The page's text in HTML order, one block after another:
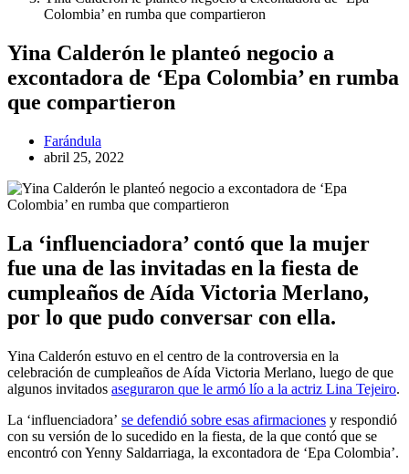
Colombia’ en rumba que compartieron
Yina Calderón le planteó negocio a
excontadora de ‘Epa Colombia’ en rumba
que compartieron
Farándula
abril 25, 2022
La ‘influenciadora’ contó que la mujer
fue una de las invitadas en la fiesta de
cumpleaños de Aída Victoria Merlano,
por lo que pudo conversar con ella.
Yina Calderón estuvo en el centro de la controversia en la
celebración de cumpleaños de Aída Victoria Merlano, luego de que
algunos invitados aseguraron que le armó lío a la actriz Lina Tejeiro.
La ‘influenciadora’ se defendió sobre esas afirmaciones y respondió
con su versión de lo sucedido en la fiesta, de la que contó que se
encontró con Yenny Saldarriaga, la excontadora de ‘Epa Colombia’.